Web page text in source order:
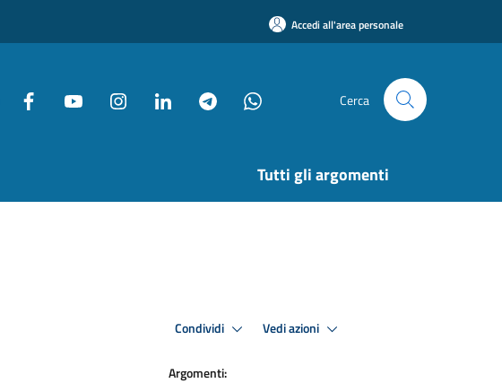
Accedi all'area personale
Cerca
Tutti gli argomenti
Condividi Vedi azioni
Argomenti: